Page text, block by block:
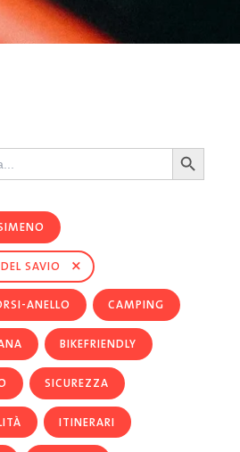
Search Button
SAVIO ×
ANELLO CAMPING
BIKEFRIENDLY
SICUREZZA
ITINERARI